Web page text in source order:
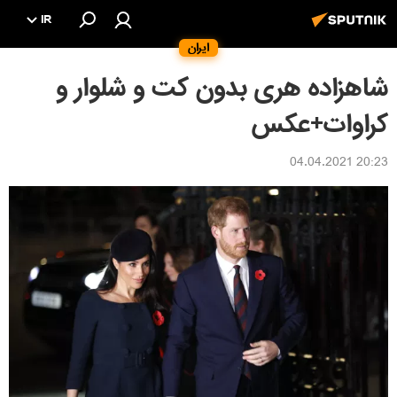
ایران
IR
شاهزاده هری بدون کت و شلوار و
کراوات+عکس
20:23 04.04.2021